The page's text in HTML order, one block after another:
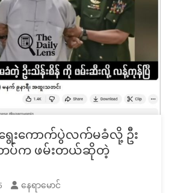
ရွေး‌ကောက်ပွဲလက်မခံလို့ ဦး
တပ်က ဖမ်းတယ်ဆိုတဲ့
နေရာမောင်